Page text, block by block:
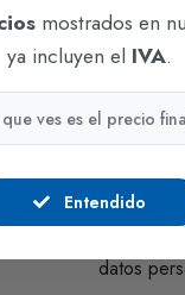
con
los
Políticas y
datos
mostrados en
ya incluyen el IVA.
ves es el precio
Entendido